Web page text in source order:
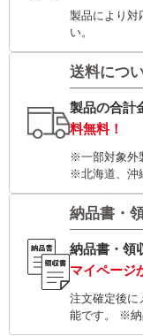
製品により対
い。
送料につ
製品の合計
料無料！
※一部対象外
※北海道、沖
納品書・
納品書・領
マイページ
注文確定後に
能です。 ※納